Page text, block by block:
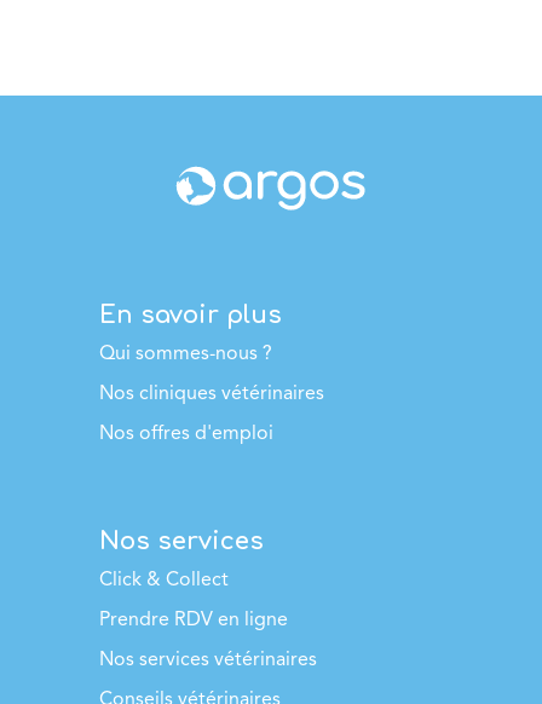
En savoir plus
Qui sommes-nous ?
Nos cliniques vétérinaires
Nos offres d'emploi
Nos services
Click & Collect
Prendre RDV en ligne
Nos services vétérinaires